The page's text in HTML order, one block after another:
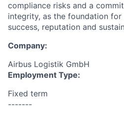
compliance risks and a
integrity, as the foundation for
success, reputation and
Company:
Airbus Logistik GmbH
Employment Type:
Fixed term
-------